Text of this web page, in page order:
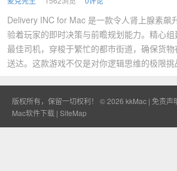
Delivery INC for Mac 是一款令人肾上腺素飙
验着玩家的即时决策与前瞻规划能力。精心
最佳司机，穿梭于繁忙的都市街道，确保货
送达。这款游戏不仅是对你逻辑思维的极限
版权所有，保留一切权利！ © 2026 kkMac | 免责声
Mac软件下载 | SiteMap